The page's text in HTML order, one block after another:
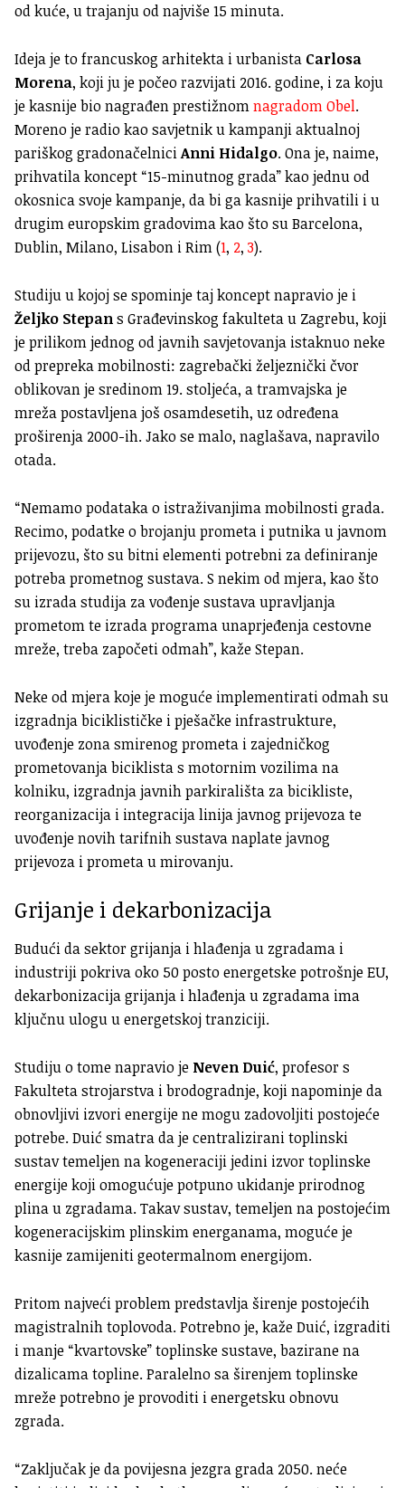
od kuće, u trajanju od najviše 15 minuta.
Ideja je to francuskog arhitekta i urbanista Carlosa
Morena, koji ju je počeo razvijati 2016. godine, i za koju
je kasnije bio nagrađen prestižnomnagradom Obel.
Moreno je radio kao savjetnik u kampanji aktualnoj
pariškog gradonačelniciAnni Hidalgo. Ona je, naime,
prihvatila koncept “15-minutnog grada” kao jednu od
okosnica svoje kampanje, da bi ga kasnije prihvatili i u
drugim europskim gradovima kao što su Barcelona,
Dublin, Milano, Lisabon i Rim (1, 2, 3).
Studiju u kojoj se spominje taj koncept napravio je i
Željko Stepans Građevinskog fakulteta u Zagrebu, koji
je prilikom jednog od javnih savjetovanja istaknuo neke
od prepreka mobilnosti: zagrebački željeznički čvor
oblikovan je sredinom 19. stoljeća, a tramvajska je
mreža postavljena još osamdesetih, uz određena
proširenja 2000-ih. Jako se malo, naglašava, napravilo
otada.
“Nemamo podataka o istraživanjima mobilnosti grada.
Recimo, podatke o brojanju prometa i putnika u javnom
prijevozu, što su bitni elementi potrebni za definiranje
potreba prometnog sustava. S nekim od mjera, kao što
su izrada studija za vođenje sustava upravljanja
prometom te izrada programa unaprjeđenja cestovne
mreže, treba započeti odmah”, kaže Stepan.
Neke od mjera koje je moguće implementirati odmah su
izgradnja biciklističke i pješačke infrastrukture,
uvođenje zona smirenog prometa i zajedničkog
prometovanja biciklista s motornim vozilima na
kolniku, izgradnja javnih parkirališta za bicikliste,
reorganizacija i integracija linija javnog prijevoza te
uvođenje novih tarifnih sustava naplate javnog
prijevoza i prometa u mirovanju.
Grijanje i dekarbonizacija
Budući da sektor grijanja i hlađenja u zgradama i
industriji pokriva oko 50 posto energetske potrošnje EU,
dekarbonizacija grijanja i hlađenja u zgradama ima
ključnu ulogu u energetskoj tranziciji.
Studiju o tome napravio je Neven Duić, profesor s
Fakulteta strojarstva i brodogradnje, koji napominje da
obnovljivi izvori energije ne mogu zadovoljiti postojeće
potrebe. Duić smatra da je centralizirani toplinski
sustav temeljen na kogeneraciji jedini izvor toplinske
energije koji omogućuje potpuno ukidanje prirodnog
plina u zgradama. Takav sustav, temeljen na postojećim
kogeneracijskim plinskim energanama, moguće je
kasnije zamijeniti geotermalnom energijom.
Pritom najveći problem predstavlja širenje postojećih
magistralnih toplovoda. Potrebno je, kaže Duić, izgraditi
i manje “kvartovske” toplinske sustave, bazirane na
dizalicama topline. Paralelno sa širenjem toplinske
mreže potrebno je provoditi i energetsku obnovu
zgrada.
“Zaključak je da povijesna jezgra grada 2050. neće